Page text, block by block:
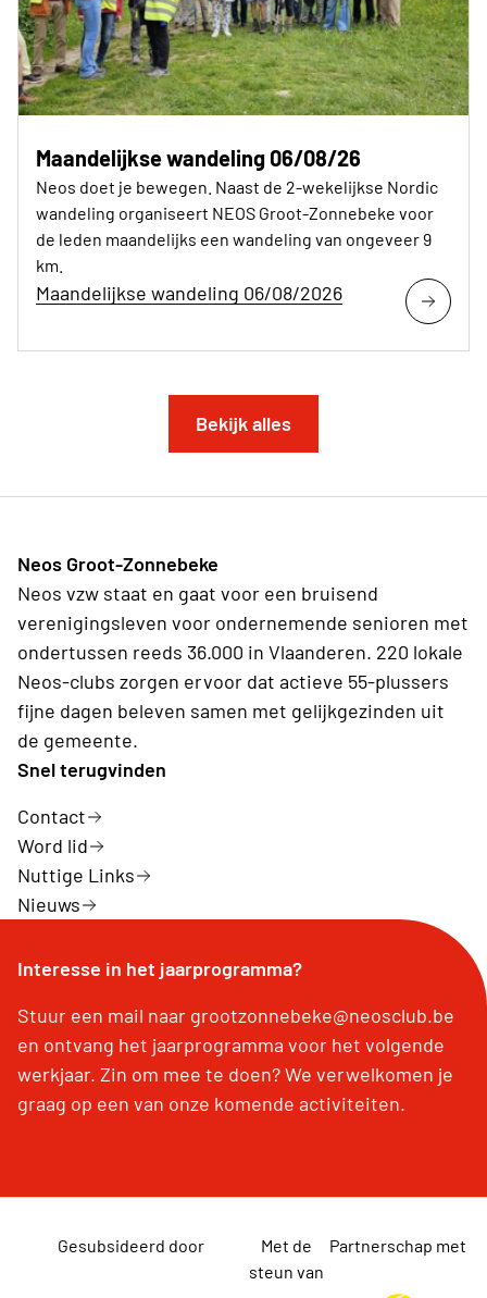
Maandelijkse wandeling 06/08/26
Neos doet je bewegen. Naast de 2-wekelijkse Nordic
wandeling organiseert NEOS Groot-Zonnebeke voor
de leden maandelijks een wandeling van ongeveer 9
km.
Maandelijkse wandeling 06/08/2026
Bekijk alles
Neos Groot-Zonnebeke
Neos vzw staat en gaat voor een bruisend
verenigingsleven voor ondernemende senioren met
ondertussen reeds 36.000 in Vlaanderen. 220 lokale
Neos-clubs zorgen ervoor dat actieve 55-plussers
fijne dagen beleven samen met gelijkgezinden uit
de gemeente.
Snel terugvinden
Contact
Word lid
Nuttige Links
Nieuws
Interesse in het jaarprogramma?
Stuur een mail naar grootzonnebeke@neosclub.be
en ontvang het jaarprogramma voor het volgende
werkjaar. Zin om mee te doen? We verwelkomen je
graag op een van onze komende activiteiten.
Gesubsideerd door
Met de
steun van
Partnerschap met